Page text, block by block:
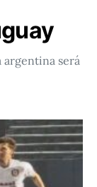
argentina será